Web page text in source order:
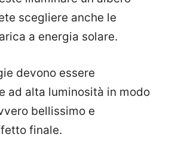
scegliere anche le
a energia solare.
devono essere
ad alta luminosità in modo
bellissimo e
finale.